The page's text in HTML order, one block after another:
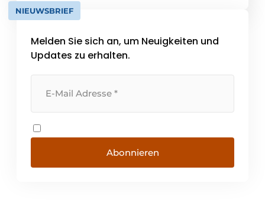
Infrastruktur, Straßen- und Wasserbau sowie
Menschen und […]
NIEUWSBRIEF
Melden Sie sich an, um Neuigkeiten und
Updates zu erhalten.
Abonnieren